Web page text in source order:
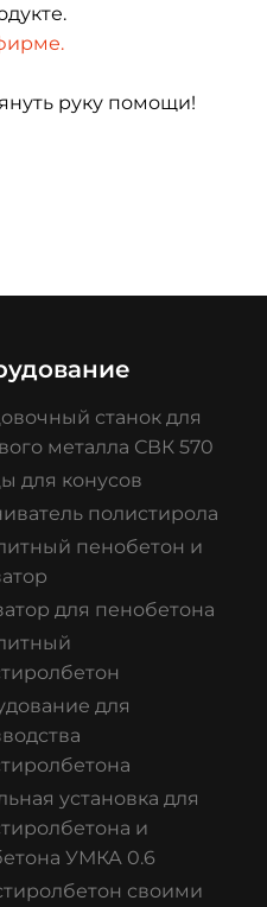
руку помощи!
станок для
металла СВК 570
для конусов
полистирола
пенобетон и
для пенобетона
для
установка для
и
УМКА 0.6
своими